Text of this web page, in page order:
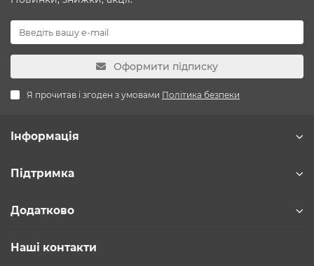
Оформити підписку
Я прочитав і згоден з умовами Політика безпеки
Інформація
Підтримка
Додатково
Наші контакти